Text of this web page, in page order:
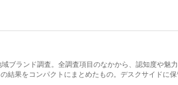
ブランド調査。全調査項目のなかから、認知度や魅
果をコンパクトにまとめたもの。デスクサイドに保